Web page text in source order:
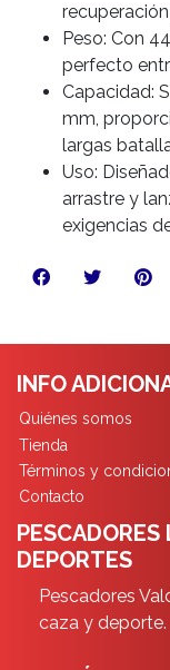
Peso: Con
perfecto
Capacidad:
mm,
largas
Uso:
arrastre y
exigencias
INFO
Quiénes somos
Tienda
Términos y
Contacto
PESCADORES
DEPORTES
Pescadores
caza y deporte.